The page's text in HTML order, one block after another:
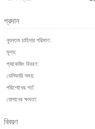
প্রদান
ন্যূনতম চাহিদার পরিমাণ:
মূল্য:
প্যাকেজিং বিবরণ:
ডেলিভারি সময়:
পরিশোধের শর্ত:
যোগানের ক্ষমতা:
বিবরণ